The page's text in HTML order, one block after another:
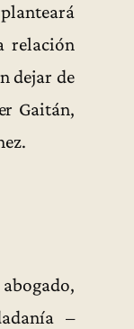
relación
dejar de
Gaitán,
–